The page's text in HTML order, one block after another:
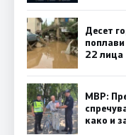
Десет
22 лица
МВР:
како и